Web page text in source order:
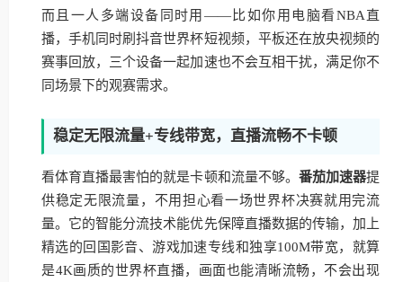
而且一人多端设备同时用——比如你用电脑看NBA直
播，手机同时刷抖音世界杯短视频，平板还在放央视频的
赛事回放，三个设备一起加速也不会互相干扰，满足你不
同场景下的观赛需求。
稳定无限流量+专线带宽，直播流畅不卡顿
看体育直播最害怕的就是卡顿和流量不够。 番茄加速器提
供稳定无限流量，不用担心看一场世界杯决赛就用完流
量。它的智能分流技术能优先保障直播数据的传输，加上
精选的回国影音、游戏加速专线和独享100M带宽，就算
是4K画质的世界杯直播，画面也能清晰流畅，不会出现